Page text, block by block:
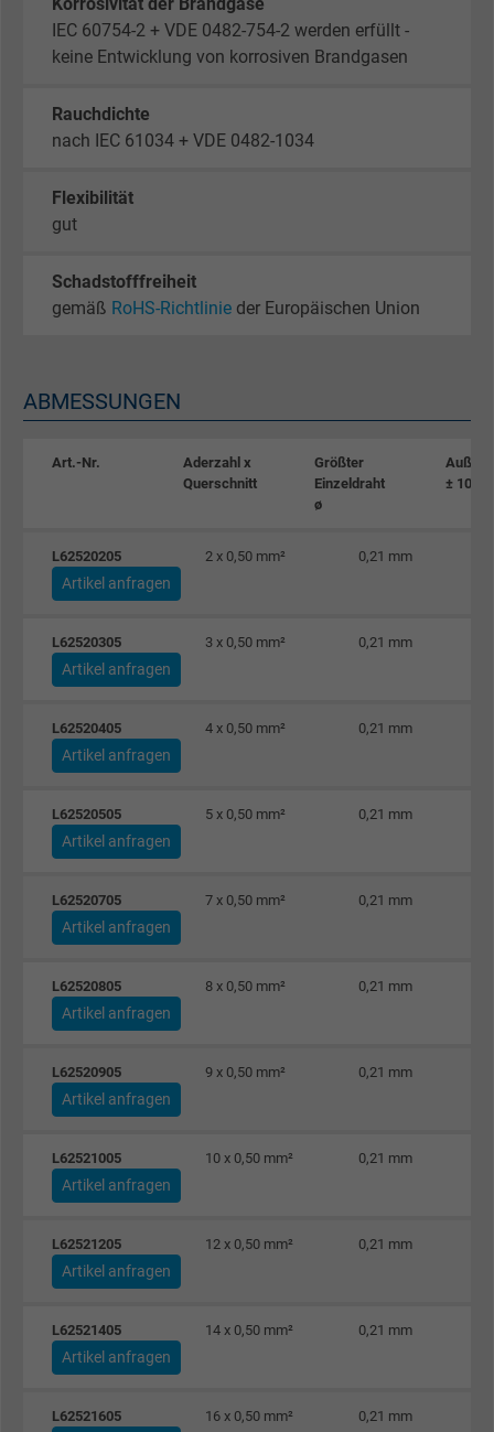
IEC 60754-2 + VDE 0482-754-2 werden erfüllt -
keine Entwicklung von korrosiven Brandgasen
Rauchdichte
nach IEC 61034 + VDE 0482-1034
Flexibilität
gut
Schadstofffreiheit
gemäß RoHS-Richtlinie der Europäischen Union
ABMESSUNGEN
Art.-Nr.
Aderzahl x
Querschnitt
Größter
Einzeldraht
ø
± 10%
L62520205 2 x 0,50 mm² 0,21 mm
Artikel anfragen
L62520305 3 x 0,50 mm² 0,21 mm
Artikel anfragen
L62520405 4 x 0,50 mm² 0,21 mm
Artikel anfragen
L62520505 5 x 0,50 mm² 0,21 mm
Artikel anfragen
L62520705 7 x 0,50 mm² 0,21 mm
Artikel anfragen
L62520805 8 x 0,50 mm² 0,21 mm
Artikel anfragen
L62520905 9 x 0,50 mm² 0,21 mm
Artikel anfragen
L62521005 10 x 0,50 mm² 0,21 mm
Artikel anfragen
L62521205 12 x 0,50 mm² 0,21 mm
Artikel anfragen
L62521405 14 x 0,50 mm² 0,21 mm
Artikel anfragen
L62521605 16 x 0,50 mm² 0,21 mm